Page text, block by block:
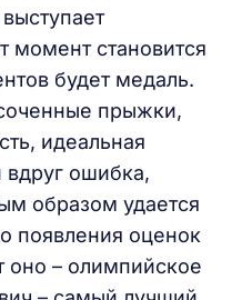
момент становится
будет медаль.
прыжки,
идеальная
вдруг ошибка,
образом удается
появления оценок
оно – олимпийское